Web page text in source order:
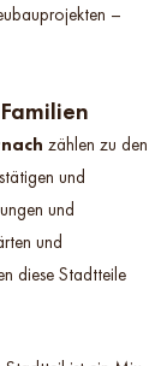
–
zählen zu den
und
und
und
diese Stadtteile